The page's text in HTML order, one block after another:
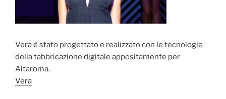
Vera è stato progettato e realizzato con le tecnologie
della fabbricazione digitale appositamente per
Altaroma.
Vera